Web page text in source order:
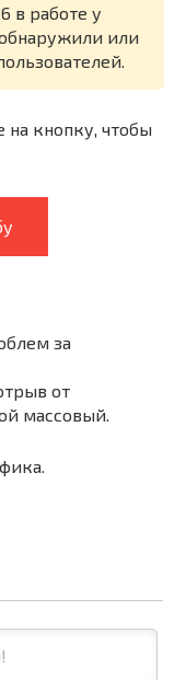
в работе у
или
на кнопку, чтобы
за
от
массовый.